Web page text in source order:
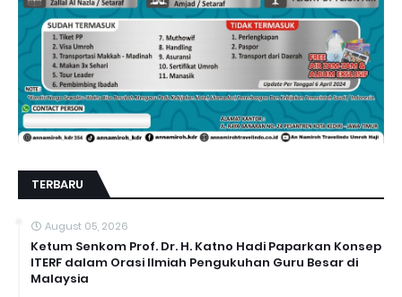
TERBARU
August 05, 2026
Ketum Senkom Prof. Dr. H. Katno Hadi Paparkan Konsep
ITERF dalam Orasi Ilmiah Pengukuhan Guru Besar di
Malaysia